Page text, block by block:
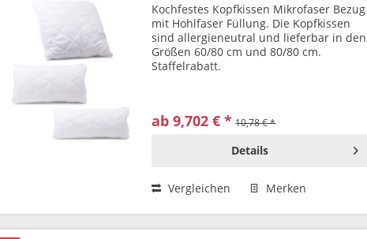
Kochfestes Kopfkissen Mikrofaser Bezug
mit Hohlfaser Füllung. Die Kopfkissen
sind allergieneutral und lieferbar in den
Größen 60/80 cm und 80/80 cm.
Staffelrabatt.
ab 9,702 € * 10,78 € *
Details
Vergleichen Merken